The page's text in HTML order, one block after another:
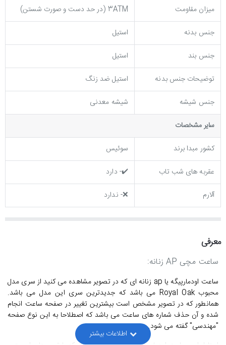
میزان مقاومت
3ATM (در حد دست و صورت شستن)
جنس بدنه
استیل
جنس بند
استیل
توضيحات جنس بدنه
استیل ضد زنگ
جنس شیشه
شیشه معدنی
ساير مشخصات
کشور مبدا برند
سوئیس
عقربه های شب تاب
✔️- دارد
آلارم
❌- ندارد
معرفی
ساعت مچی AP زنانه:
ساعت اودمارپیگه یا ap زنانه ای که در تصویر مشاهده می کنید از سری مدل
محبوبRoyal Oakمی باشد که جدیدترین سری این مدل می باشد.
همانطور که در تصویر مشخص است بیشترین تغییر در صفحه ساعت انجام
شده و آن حذف شماره های ساعت می باشد که اصطلاحا به این نوع صفحه
"مهندسی" گفته می شود.